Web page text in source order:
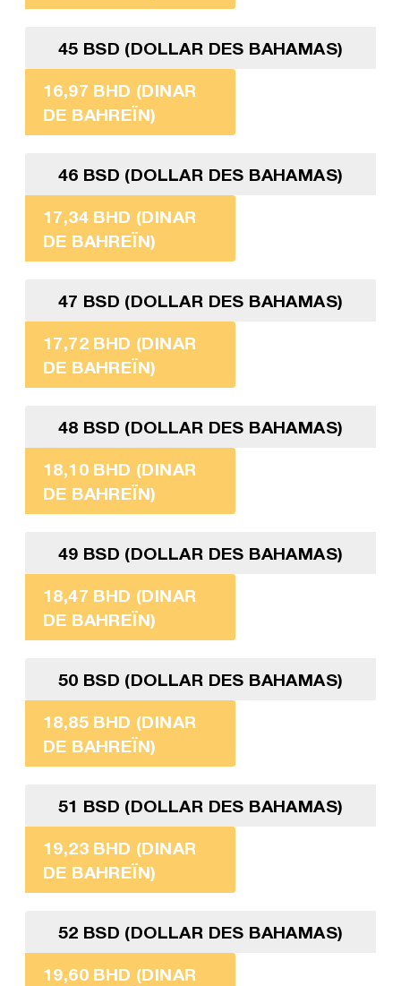
45 BSD (DOLLAR DES BAHAMAS)
16,97 BHD (DINAR
DE BAHREÏN)
46 BSD (DOLLAR DES BAHAMAS)
17,34 BHD (DINAR
DE BAHREÏN)
47 BSD (DOLLAR DES BAHAMAS)
17,72 BHD (DINAR
DE BAHREÏN)
48 BSD (DOLLAR DES BAHAMAS)
18,10 BHD (DINAR
DE BAHREÏN)
49 BSD (DOLLAR DES BAHAMAS)
18,47 BHD (DINAR
DE BAHREÏN)
50 BSD (DOLLAR DES BAHAMAS)
18,85 BHD (DINAR
DE BAHREÏN)
51 BSD (DOLLAR DES BAHAMAS)
19,23 BHD (DINAR
DE BAHREÏN)
52 BSD (DOLLAR DES BAHAMAS)
19,60 BHD (DINAR